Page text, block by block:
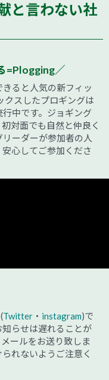
と言わない社
=Plogging／
ると人気の新フィッ
クスしたプロギングは
中です。ジョギング
対面でも自然と仲良く
ーダーが参加者の人
心してご参加くださ
Twitter ・ instagram)で
らせは遅れることが
ールをお送り致しま
れないようご注意く